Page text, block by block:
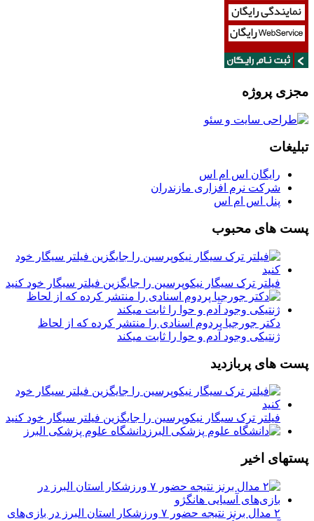
مجزی پروژه
تبلیغات
رایگان اس ام اس
شرکت نرم افزاری مازندران
پنل اس ام اس
پست های محبوب
فیلتر ترک سیگار نیکوپرسین را جایگزین فیلتر سیگار خود کنید
دکتر جورجیا پردوم اسنادی را منتشر کرده که از لحاظ
ژنتیکی وجود آدم و حوا را ثابت میکند
پست های پربازدید
فیلتر ترک سیگار نیکوپرسین را جایگزین فیلتر سیگار خود کنید
دانشگاه علوم پزشکی البرز
پستهای اخیر
۲ مدال برنز نتیجه حضور ۷ ورزشکار استان البرز در بازی‌های